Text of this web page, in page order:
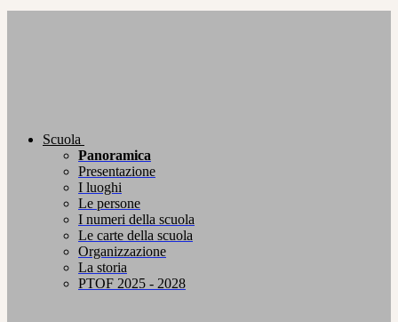
Scuola
Panoramica
Presentazione
I luoghi
Le persone
I numeri della scuola
Le carte della scuola
Organizzazione
La storia
PTOF 2025 - 2028